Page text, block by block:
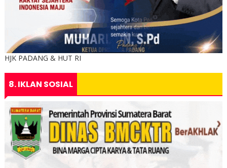
HJK PADANG & HUT RI
8. IKLAN SOSIAL